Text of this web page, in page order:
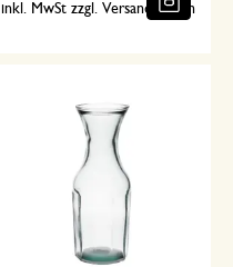
inkl. MwSt zzgl. Versandkosten